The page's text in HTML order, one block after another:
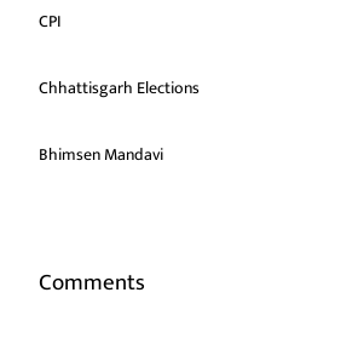
CPI
Chhattisgarh Elections
Bhimsen Mandavi
Comments